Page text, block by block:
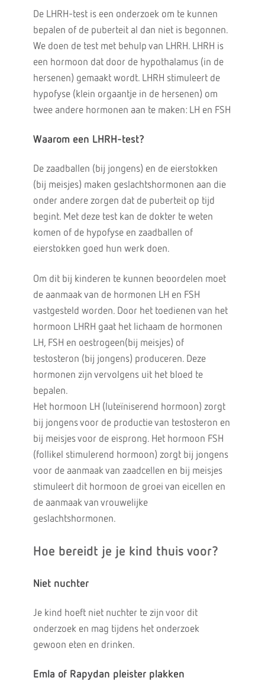
De LHRH-test is een onderzoek om te kunnen
bepalen of de puberteit al dan niet is begonnen.
We doen de test met behulp van LHRH. LHRH is
een hormoon dat door de hypothalamus (in de
hersenen) gemaakt wordt. LHRH stimuleert de
hypofyse (klein orgaantje in de hersenen) om
twee andere hormonen aan te maken: LH en FSH
Waarom een LHRH-test?
De zaadballen (bij jongens) en de eierstokken
(bij meisjes) maken geslachtshormonen aan die
onder andere zorgen dat de puberteit op tijd
begint. Met deze test kan de dokter te weten
komen of de hypofyse en zaadballen of
eierstokken goed hun werk doen.
Om dit bij kinderen te kunnen beoordelen moet
de aanmaak van de hormonen LH en FSH
vastgesteld worden. Door het toedienen van het
hormoon LHRH gaat het lichaam de hormonen
LH, FSH en oestrogeen(bij meisjes) of
testosteron (bij jongens) produceren. Deze
hormonen zijn vervolgens uit het bloed te
bepalen.
Het hormoon LH (luteïniserend hormoon) zorgt
bij jongens voor de productie van testosteron en
bij meisjes voor de eisprong. Het hormoon FSH
(follikel stimulerend hormoon) zorgt bij jongens
voor de aanmaak van zaadcellen en bij meisjes
stimuleert dit hormoon de groei van eicellen en
de aanmaak van vrouwelijke
geslachtshormonen.
Hoe bereidt je je kind thuis voor?
Niet nuchter
Je kind hoeft niet nuchter te zijn voor dit
onderzoek en mag tijdens het onderzoek
gewoon eten en drinken.
Emla of Rapydan pleister plakken